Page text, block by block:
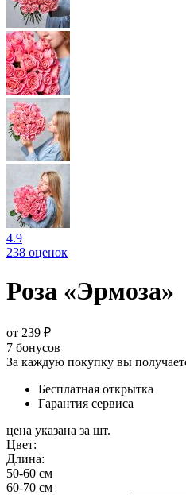
4.9
238 оценок
Роза «Эрмоза»
от 239 ₽
7 бонусов
За каждую покупку вы
Бесплатная открытка
Гарантия сервиса
цена указана за шт.
Цвет:
Длина:
50-60 см
60-70 см